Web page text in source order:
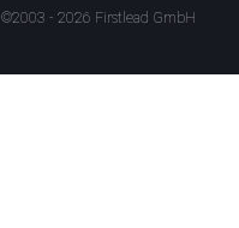
©2003 - 2026 Firstlead GmbH